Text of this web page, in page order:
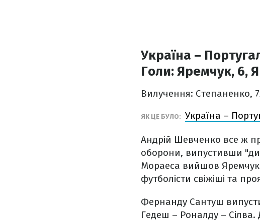
Україна –
Голи:Яремчук, 6,
Вилучення: Степаненко,
ЯК ЦЕ БУЛО: Україна –
Андрій Шевченко все ж
оборони, випустивши
Мораеса вийшов
футболісти свіжіші та
Фернанду Сантуш
Гедеш – Роналду –